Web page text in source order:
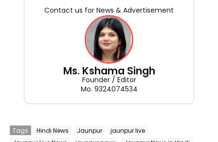
Contact us for News & Advertisement
Ms. Kshama Singh
Founder / Editor
Mo. 9324074534
Tags Hindi News Jaunpur
jaunpur live